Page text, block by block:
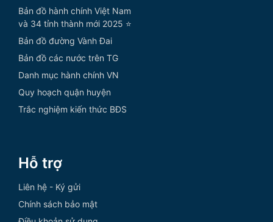
Bản đồ hành chính Việt Nam
và 34 tỉnh thành mới 2025 ⭐
Bản đồ đường Vành Đai
Bản đồ các nước trên TG
Danh mục hành chính VN
Quy hoạch quận huyện
Trắc nghiệm kiến thức BĐS
Hỗ trợ
Liên hệ - Ký gửi
Chính sách bảo mật